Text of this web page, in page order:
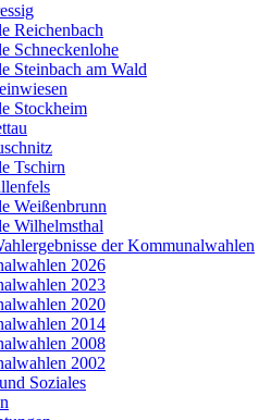
Reichenbach
Schneckenlohe
Steinbach am Wald
Stockheim
Tschirn
Weißenbrunn
Wilhelmsthal
der Kommunalwahlen
2026
2023
2020
2014
2008
2002
Soziales